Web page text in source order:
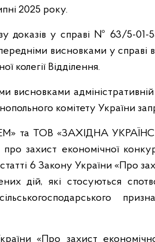
2025 року.
доказів у справі № 63/5-01-
висновками у
колегії Відділення.
висновками адміністративній
комітету України
та ТОВ «ЗАХІДНА
захист економічної
6 Закону України «Про
дій, які стосуються
«Про захист